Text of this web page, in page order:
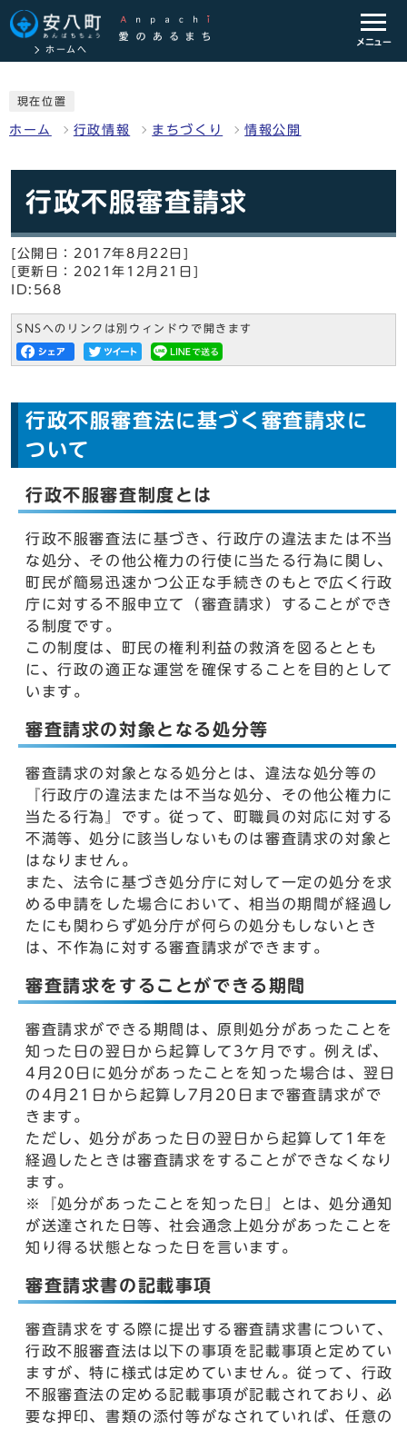
ホームへ
メニュー
現在位置
ホーム 行政情報 まちづくり 情報公開
行政不服審査請求
[公開日：2017年8月22日]
[更新日：2021年12月21日]
ID:568
SNSへのリンクは別ウィンドウで開きます
行政不服審査法に基づく審査請求に
ついて
行政不服審査制度とは
行政不服審査法に基づき、行政庁の違法または不当
な処分、その他公権力の行使に当たる行為に関し、
町民が簡易迅速かつ公正な手続きのもとで広く行政
庁に対する不服申立て（審査請求）することができ
る制度です。
この制度は、町民の権利利益の救済を図るととも
に、行政の適正な運営を確保することを目的として
います。
審査請求の対象となる処分等
審査請求の対象となる処分とは、違法な処分等の
『行政庁の違法または不当な処分、その他公権力に
当たる行為』です。従って、町職員の対応に対する
不満等、処分に該当しないものは審査請求の対象と
はなりません。
また、法令に基づき処分庁に対して一定の処分を求
める申請をした場合において、相当の期間が経過し
たにも関わらず処分庁が何らの処分もしないとき
は、不作為に対する審査請求ができます。
審査請求をすることができる期間
審査請求ができる期間は、原則処分があったことを
知った日の翌日から起算して3ケ月です。例えば、
4月20日に処分があったことを知った場合は、翌日
の4月21日から起算し7月20日まで審査請求がで
きます。
ただし、処分があった日の翌日から起算して1年を
経過したときは審査請求をすることができなくなり
ます。
※『処分があったことを知った日』とは、処分通知
が送達された日等、社会通念上処分があったことを
知り得る状態となった日を言います。
審査請求書の記載事項
審査請求をする際に提出する審査請求書について、
行政不服審査法は以下の事項を記載事項と定めてい
ますが、特に様式は定めていません。従って、行政
不服審査法の定める記載事項が記載されており、必
要な押印、書類の添付等がなされていれば、任意の